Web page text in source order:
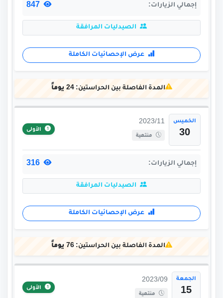
إجمالي الزيارات:
الصيدليات المرافقة
عرض الإحصائيات الكاملة
المدة الفاصلة بين الحراستين:24 يوماً
الخميس
30
2023/11
منتهية
الأولى
إجمالي الزيارات:
الصيدليات المرافقة
عرض الإحصائيات الكاملة
المدة الفاصلة بين الحراستين:76 يوماً
الجمعة
15
2023/09
منتهية
الأولى